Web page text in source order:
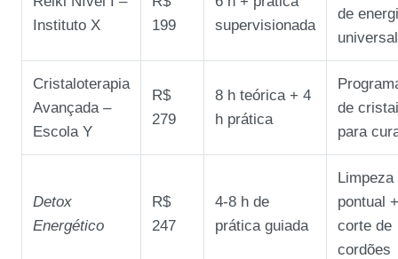
Instituto X
199
supervisionada
de
universal
Cristaloterapia
Avançada –
Escola Y
R$
279
8 h teórica + 4
h prática
de
para
Detox
Energético
R$
247
4‑8 h de
prática guiada
Limpeza
pontual +
corte de
cordões